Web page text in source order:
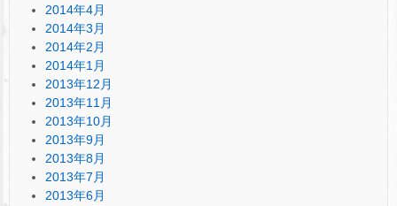
2014年4月
2014年3月
2014年2月
2014年1月
2013年12月
2013年11月
2013年10月
2013年9月
2013年8月
2013年7月
2013年6月